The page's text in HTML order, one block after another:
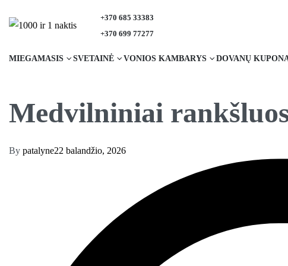
+370 685 33383
+370 699 77277
MIEGAMASIS SVETAINĖ VONIOS KAMBARYS DOVANŲ
Medvilniniai
By patalyne22 balandžio, 2026